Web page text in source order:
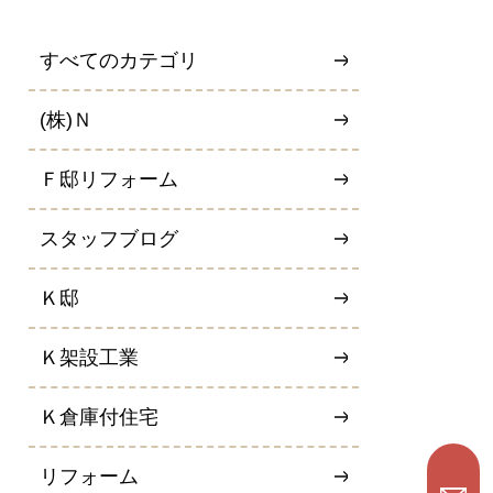
すべてのカテゴリ
(株)Ｎ
Ｆ邸リフォーム
スタッフブログ
Ｋ邸
Ｋ架設工業
Ｋ倉庫付住宅
リフォーム